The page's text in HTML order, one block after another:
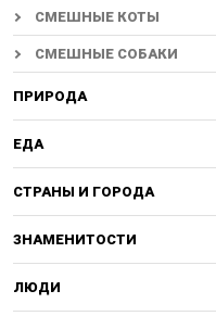
СМЕШНЫЕ КОТЫ
СМЕШНЫЕ СОБАКИ
ПРИРОДА
ЕДА
СТРАНЫ И ГОРОДА
ЗНАМЕНИТОСТИ
ЛЮДИ